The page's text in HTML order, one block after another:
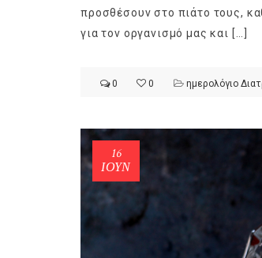
προσθέσουν στο πιάτο τους,
για τον οργανισμό μας και […]
0 0 ημερολόγιο
16
ΙΟΎΝ